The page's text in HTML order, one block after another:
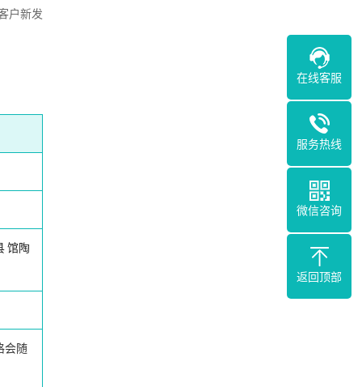
户新发
馆陶
会随
在线客服
服务热线
微信咨询
返回顶部